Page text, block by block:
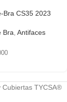
Bra CS35 2023
Bra Antifaces
Cubiertas TYCSA®